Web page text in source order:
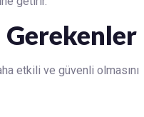
etkili ve güvenli olmasını